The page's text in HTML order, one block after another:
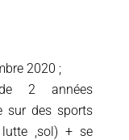
2020 ;
2 années
sur des sports
,sol) + se